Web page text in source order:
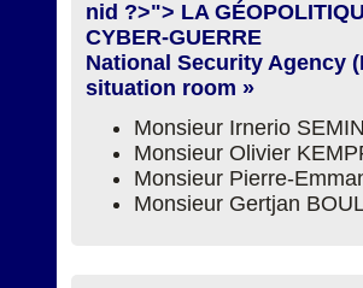
nid ?>"> LA
CYBER-GUERRE
National Security Agency
situation room »
Monsieur Irnerio
Monsieur Olivier
Monsieur Pierre-
Monsieur Gertjan